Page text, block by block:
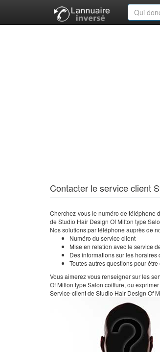
Contacter le service client
Cherchez-vous le numéro de téléphone
de Studio Hair Design Of Milton type
Nos solutions par téléphone auprès de
Numéro du service client
Mise en relation avec le service
Des informations sur les horaires
Toutes autres questions pour
Vous aimerez vous renseigner sur les
Of Milton type Salon coiffure, ou
Service-client de Studio Hair Design Of